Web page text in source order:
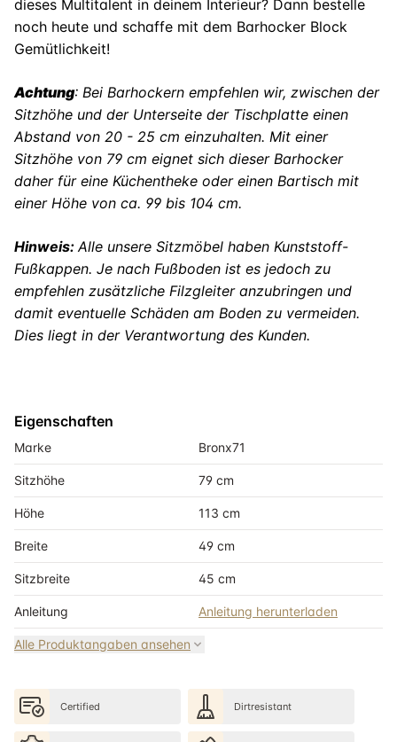
dieses Multitalent in deinem Interieur? Dann bestelle
noch heute und schaffe mit dem Barhocker Block
Gemütlichkeit!
Achtung: Bei Barhockern empfehlen wir, zwischen der
Sitzhöhe und der Unterseite der Tischplatte einen
Abstand von 20 - 25 cm einzuhalten. Mit einer
Sitzhöhe von 79 cm eignet sich dieser Barhocker
daher für eine Küchentheke oder einen Bartisch mit
einer Höhe von ca. 99 bis 104 cm.
Hinweis:Alle unsere Sitzmöbel haben Kunststoff-
Fußkappen. Je nach Fußboden ist es jedoch zu
empfehlen zusätzliche Filzgleiter anzubringen und
damit eventuelle Schäden am Boden zu vermeiden.
Dies liegt in der Verantwortung des Kunden.
Eigenschaften
Marke Bronx71
Sitzhöhe 79 cm
Höhe 113 cm
Breite 49 cm
Sitzbreite 45 cm
Anleitung Anleitung herunterladen
Alle Produktangaben ansehen
Certified Dirtresistant